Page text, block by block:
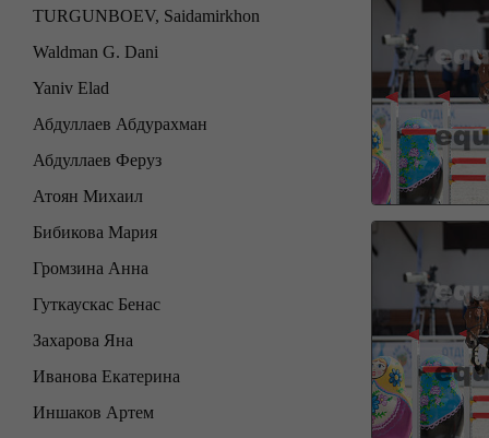
TURGUNBOEV, Saidamirkhon
Waldman G. Dani
Yaniv Elad
Абдуллаев Абдурахман
Абдуллаев Феруз
Атоян Михаил
Бибикова Мария
Громзина Анна
Гуткаускас Бенас
Захарова Яна
Иванова Екатерина
Иншаков Артем